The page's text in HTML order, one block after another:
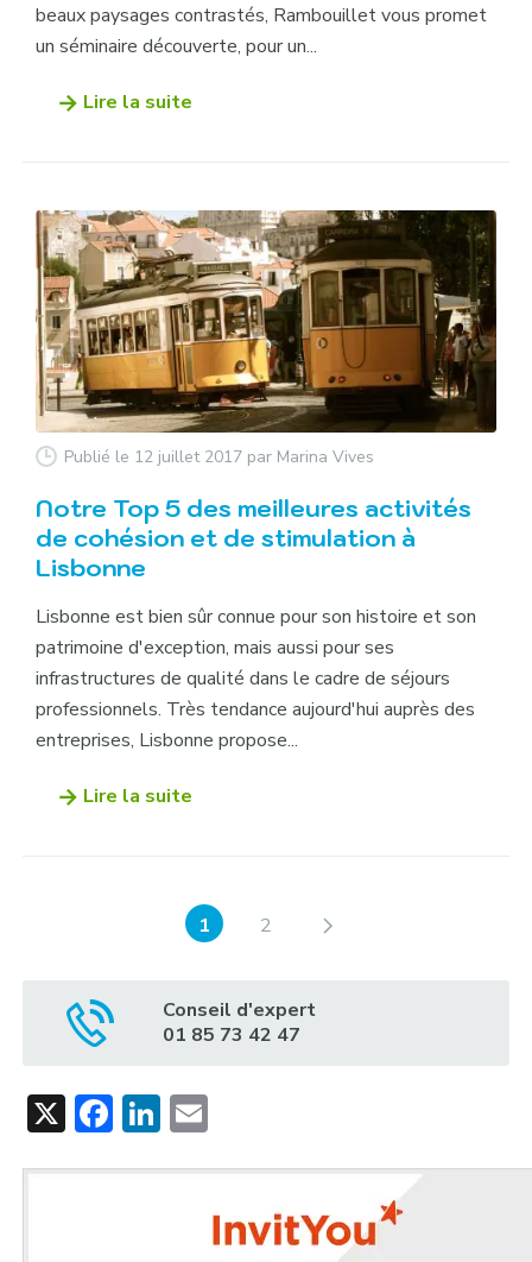
beaux paysages contrastés, Rambouillet vous promet
un séminaire découverte, pour un...
Lire la suite
Publié le 12 juillet 2017 par Marina Vives
Notre Top 5 des meilleures activités
de cohésion et de stimulation à
Lisbonne
Lisbonne est bien sûr connue pour son histoire et son
patrimoine d'exception, mais aussi pour ses
infrastructures de qualité dans le cadre de séjours
professionnels. Très tendance aujourd'hui auprès des
entreprises, Lisbonne propose...
Lire la suite
1 2
Conseil d'expert
01 85 73 42 47
X Facebook
LinkedIn